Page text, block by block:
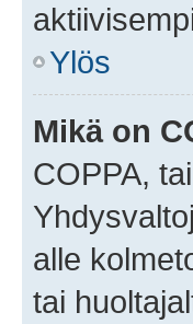
Ylös
Mikä on
COPPA,
alle
tai